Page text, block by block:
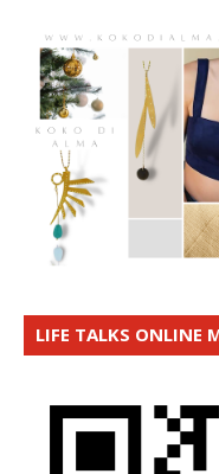
LIFE TALKS ONLINE